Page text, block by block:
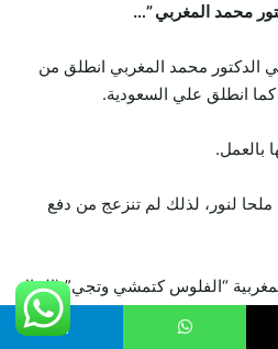
محمد المغربي ”…
الدكتور محمد المغربي انطلق من
انطلق علي السعودية.
بالعمل.
لنور، لذلك لم تنزعج من دفع
“الفلوس كتمشي وتجي” (المال